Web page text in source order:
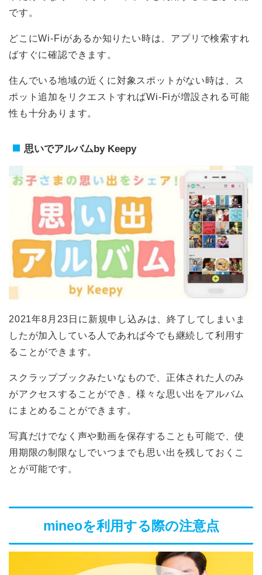
です。
どこにWi-Fiがあるか知りたい時は、アプリで検索すれ
ばすぐに確認できます。
住んでいる地域の近くに対象スポットがない時は、ス
ポット追加をリクエストすればWi-Fiが増設される可能
性も十分あります。
思いでアルバムby Keepy
2021年8月23日に新規申し込みは、終了してしまいま
したが加入している人であれば今でも継続して利用す
ることができます。
スクラップブックみたいなもので、正体された人のみ
がアクセスすることができ、様々な思い出をアルバム
にまとめることができます。
写真だけでなく声や動画を保存することも可能で、使
用期限の制限なしでいつまでも思い出を残しておくこ
とが可能です。
mineoを利用する際の注意点